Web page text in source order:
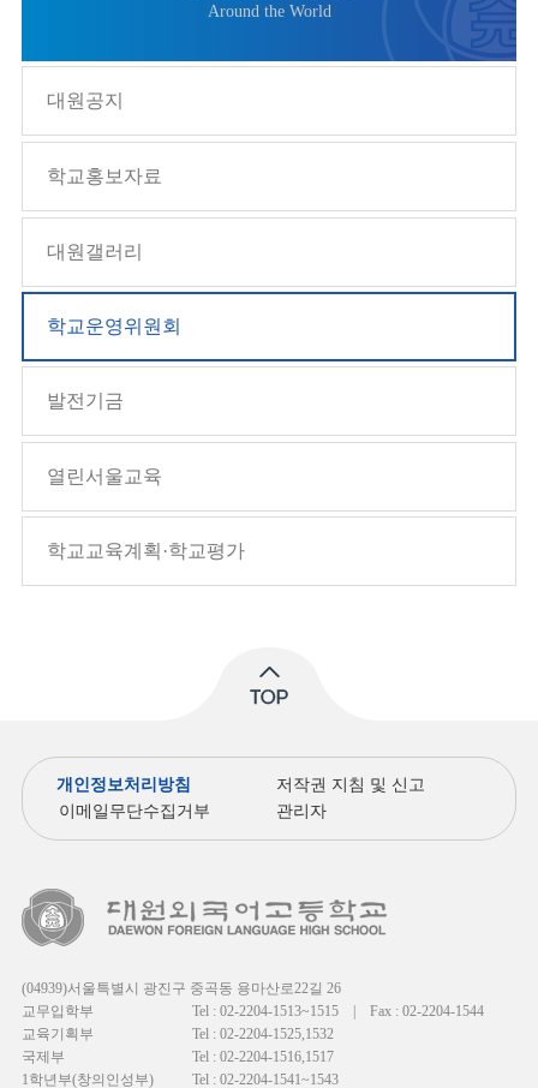
Around the World
대원공지
학교홍보자료
대원갤러리
학교운영위원회
발전기금
열린서울교육
학교교육계획·학교평가
개인정보처리방침
저작권 지침 및 신고
이메일무단수집거부
관리자
(04939)서울특별시 광진구 중곡동 용마산로22길 26
교무입학부
Tel : 02-2204-1513~1515
Fax : 02-2204-1544
교육기획부
Tel : 02-2204-1525,1532
국제부
Tel : 02-2204-1516,1517
1학년부(창의인성부)
Tel : 02-2204-1541~1543